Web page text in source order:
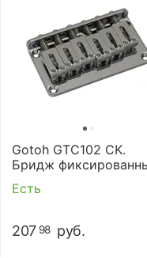
Gotoh GTC102 CK.
Бридж
Есть
207 98 руб.